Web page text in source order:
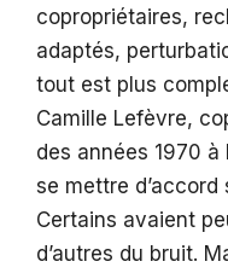
copropriétaires,
adaptés,
tout est plus
Camille Lefèvre,
des années 1970 à
se mettre d’accord
Certains avaient
d’autres du bruit.